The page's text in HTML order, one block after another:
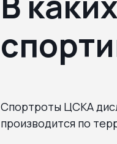
Спортроты ЦСКА
производится по